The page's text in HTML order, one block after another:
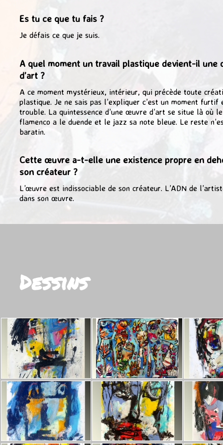
Es tu ce que tu fais ?
Je défais ce que je suis.
A quel moment un travail plastique devient-il une
d’art ?
A ce moment mystérieux, intérieur, qui précède toute
plastique. Je ne sais pas l’expliquer c’est un moment furtif
trouble. La quintessence d’une œuvre d’art se situe là où le
flamenco a le duende et le jazz sa note bleue. Le reste
baratin.
Cette œuvre a-t-elle une existence propre en
son créateur ?
L’œuvre est indissociable de son créateur. L’ADN de
dans son œuvre.
Dessins